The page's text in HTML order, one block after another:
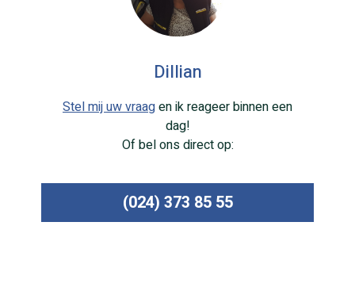
Dillian
Stel mij uw vraagen ik reageer binnen een
dag!
Of bel ons direct op:
(024) 373 85 55